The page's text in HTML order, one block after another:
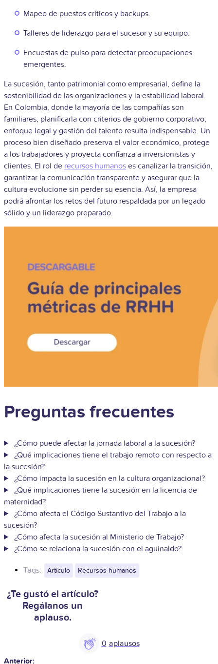
Mapeo de puestos críticos y backups.
Talleres de liderazgo para el sucesor y su equipo.
Encuestas de pulso para detectar preocupaciones
emergentes.
La sucesión, tanto patrimonial como empresarial, define la
sostenibilidad de las organizaciones y la estabilidad laboral.
En Colombia, donde la mayoría de las compañías son
familiares, planificarla con criterios de gobierno corporativo,
enfoque legal y gestión del talento resulta indispensable. Un
proceso bien diseñado preserva el valor económico, protege
a los trabajadores y proyecta confianza a inversionistas y
clientes. El rol de recursos humanos es canalizar la transición,
garantizar la comunicación transparente y asegurar que la
cultura evolucione sin perder su esencia. Así, la empresa
podrá afrontar los retos del futuro respaldada por un legado
sólido y un liderazgo preparado.
Preguntas frecuentes
¿Cómo puede afectar la jornada laboral a la sucesión?
¿Qué implicaciones tiene el trabajo remoto con respecto a
la sucesión?
¿Cómo impacta la sucesión en la cultura organizacional?
¿Qué implicaciones tiene la sucesión en la licencia de
maternidad?
¿Cómo afecta el Código Sustantivo del Trabajo a la
sucesión?
¿Cómo afecta la sucesión al Ministerio de Trabajo?
¿Cómo se relaciona la sucesión con el aguinaldo?
Tags: Artículo Recursos humanos
¿Te gustó el artículo?
Regálanos un
aplauso.
0
Anterior: